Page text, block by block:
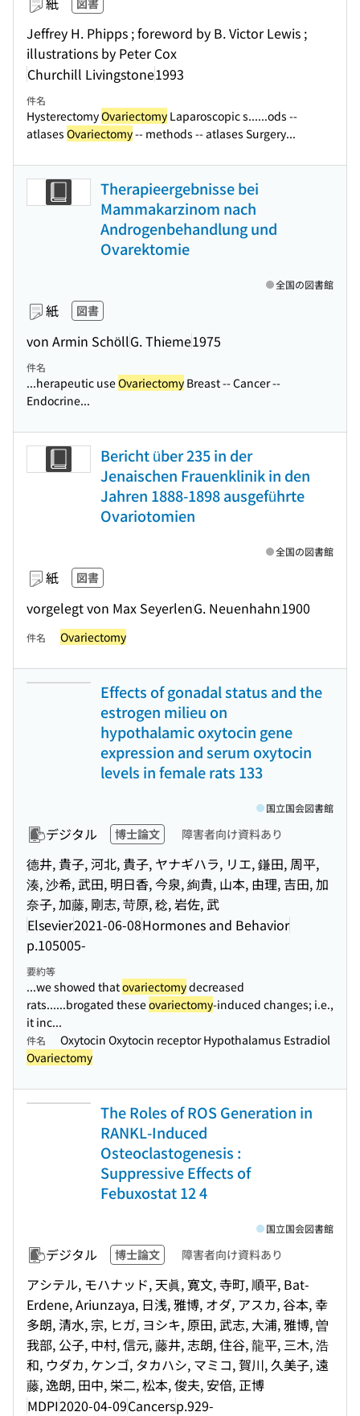
図書
Jeffrey H. Phipps ; foreword by B. Victor Lewis ;
illustrations by Peter Cox
Churchill Livingstone1993
件名
HysterectomyOvariectomy Laparoscopic s......ods --
atlases Ovariectomy-- methods -- atlases Surgery...
Therapieergebnisse bei
Mammakarzinom nach
Androgenbehandlung und
Ovarektomie
紙 図書
von Armin SchöllG. Thieme1975
全国の図書館
件名
...herapeutic useOvariectomy Breast -- Cancer --
Endocrine...
Bericht über 235 in der
Jenaischen Frauenklinik in den
Jahren 1888-1898 ausgeführte
Ovariotomien
紙 図書
vorgelegt von Max SeyerlenG. Neuenhahn1900
全国の図書館
件名 Ovariectomy
Effects of gonadal status and the
estrogen milieu on
hypothalamic oxytocin gene
expression and serum oxytocin
levels in female rats 133
デジタル 博士論文 障害者向け資料あり
德井, 貴子, 河北, 貴子, ヤナギハラ, リエ, 鎌田, 周平,
湊, 沙希, 武田, 明日香, 今泉, 絢貴, 山本, 由理, 吉田, 加
奈子, 加藤, 剛志, 苛原, 稔, 岩佐, 武
Elsevier2021-06-08Hormones and Behavior
p.105005-
国立国会図書館
要約等
...we showed thatovariectomydecreased
rats......brogated theseovariectomy-induced changes; i.e.,
it inc...
件名
Oxytocin Oxytocin receptor Hypothalamus Estradiol
Ovariectomy
The Roles of ROS Generation in
RANKL-Induced
Osteoclastogenesis :
Suppressive Effects of
Febuxostat 12 4
デジタル 博士論文 障害者向け資料あり
アシテル, モハナッド, 天眞, 寛文, 寺町, 順平, Bat-
Erdene, Ariunzaya, 日浅, 雅博, オダ, アスカ, 谷本, 幸
多朗, 清水, 宗, ヒガ, ヨシキ, 原田, 武志, 大浦, 雅博, 曽
我部, 公子, 中村, 信元, 藤井, 志朗, 住谷, 龍平, 三木, 浩
和, ウダカ, ケンゴ, タカハシ, マミコ, 賀川, 久美子, 遠
藤, 逸朗, 田中, 栄二, 松本, 俊夫, 安倍, 正博
MDPI2020-04-09Cancersp.929-
国立国会図書館